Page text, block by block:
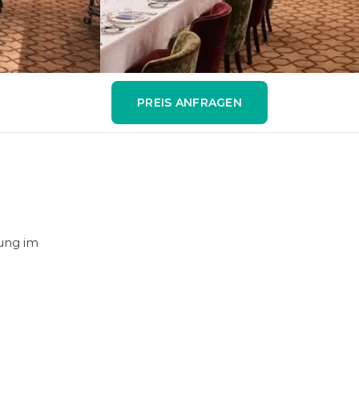
PREIS ANFRAGEN
im